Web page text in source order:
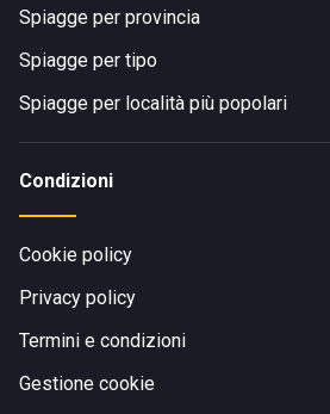
Spiagge per provincia
Spiagge per tipo
Spiagge per località più popolari
Condizioni
Cookie policy
Privacy policy
Termini e condizioni
Gestione cookie